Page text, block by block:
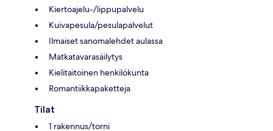
Kiertoajelu-/lippupalvelu
Kuivapesula/pesulapalvelut
Ilmaiset sanomalehdet aulassa
Matkatavarasäilytys
Kielitaitoinen henkilökunta
Romantiikkapaketteja
Tilat
1 rakennus/torni